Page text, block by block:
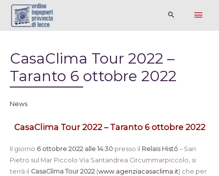
CasaClima Tour 2022 –
Taranto 6 ottobre 2022
News
CasaClima Tour 2022 – Taranto 6 ottobre 2022
Il giorno 6 ottobre 2022 alle 14:30 presso il Relais Histó – San
Pietro sul Mar Piccolo Via Santandrea Circummarpiccolo, si
terrà il CasaClima Tour 2022 (www.agenziacasaclima.it) che per